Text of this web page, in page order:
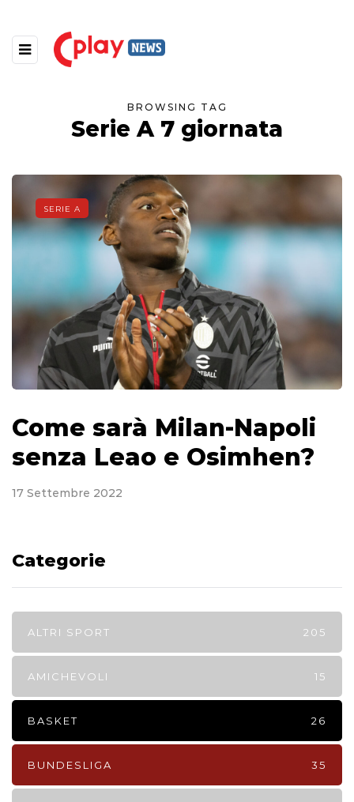
BROWSING TAG
Serie A 7 giornata
SERIE A
Come sarà Milan-Napoli
senza Leao e Osimhen?
17 Settembre 2022
Categorie
ALTRI SPORT 205
AMICHEVOLI 15
BASKET 26
BUNDESLIGA 35